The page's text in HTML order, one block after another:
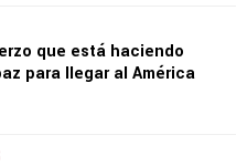
que está haciendo
para llegar al América